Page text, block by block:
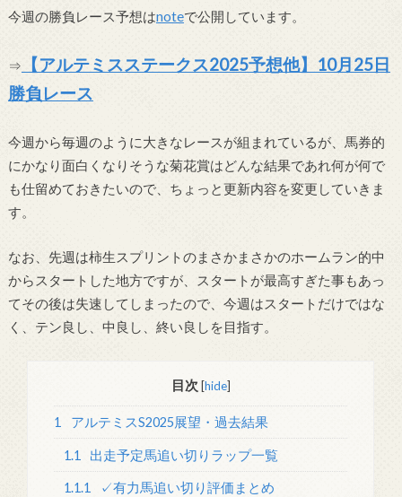
今週の勝負レース予想はnoteで公開しています。
⇒
【アルテミスステークス2025予想他】10月25日
勝負レース
今週から毎週のように大きなレースが組まれているが、馬券的
にかなり面白くなりそうな菊花賞はどんな結果であれ何が何で
も仕留めておきたいので、ちょっと更新内容を変更していきま
す。
なお、先週は柿生スプリントのまさかまさかのホームラン的中
からスタートした地方ですが、スタートが最高すぎた事もあっ
てその後は失速してしまったので、今週はスタートだけではな
く、テン良し、中良し、終い良しを目指す。
目次 [hide]
1 アルテミスS2025展望・過去結果
1.1 出走予定馬追い切りラップ一覧
1.1.1 ✓有力馬追い切り評価まとめ